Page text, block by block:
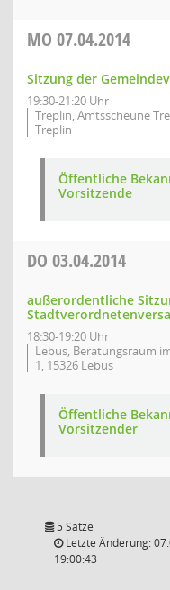
MO 07.04.2014
Sitzung der
19:30-21:20 Uhr
Treplin, Amtsscheune
Treplin
Öffentliche
Vorsitzende
DO 03.04.2014
außerordentliche
18:30-19:20 Uhr
Lebus, Beratungsraum
1, 15326 Lebus
Öffentliche
Vorsitzender
5 Sätze
Letzte Änderung:
19:00:43